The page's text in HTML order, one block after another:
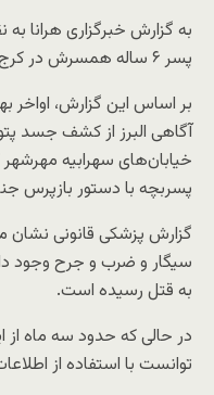
به گزارش خبرگزاری هرانا به
پسر ۶ ساله همسرش در کرج بازداشت شد.
بر اساس این گزارش،
آگاهی البرز از کشف جسد
خیابان‌های سهرابیه
پسربچه با دستور بازپرس
گزارش پزشکی قانونی نشان
سیگار و ضرب و جرح وجود
به قتل رسیده است.
در حالی که حدود سه ماه از
توانست با استفاده از